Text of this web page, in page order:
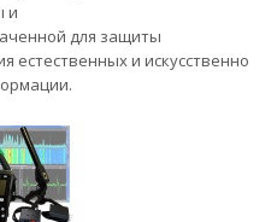
и
для защиты
естественных и искусственно